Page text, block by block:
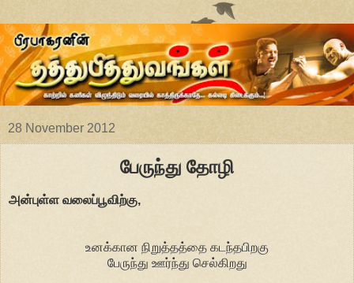
28 November 2012
பேருந்து தோழி
அன்புள்ள வலைப்பூவிற்கு,
உனக்கான நிறுத்தத்தை கடந்தபிறகு
பேருந்து ஊர்ந்து செல்கிறது